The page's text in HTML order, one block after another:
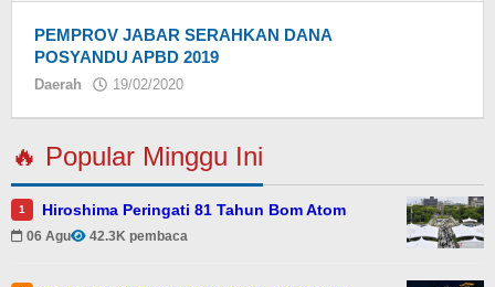
PEMPROV JABAR SERAHKAN DANA
POSYANDU APBD 2019
Daerah 19/02/2020
🔥 Popular Minggu Ini
1 Hiroshima Peringati 81 Tahun Bom Atom
06 Agu 42.3K pembaca